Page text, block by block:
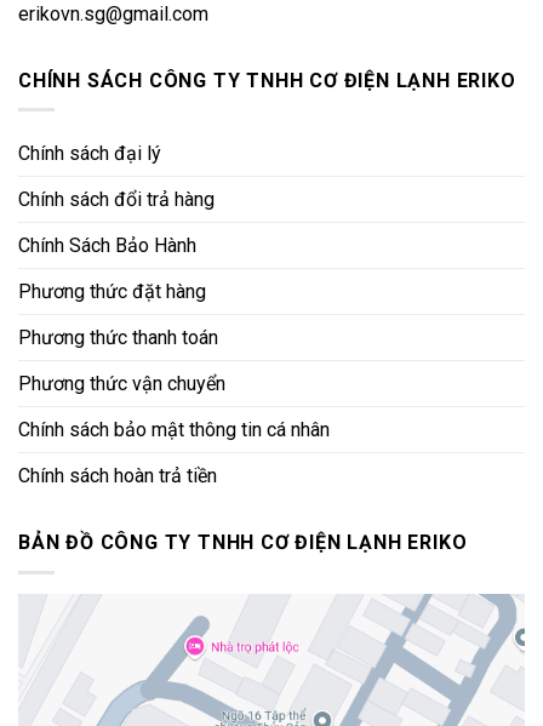
erikovn.sg@gmail.com
CHÍNH SÁCH CÔNG TY TNHH CƠ ĐIỆN LẠNH ERIKO
Chính sách đại lý
Chính sách đổi trả hàng
Chính Sách Bảo Hành
Phương thức đặt hàng
Phương thức thanh toán
Phương thức vận chuyển
Chính sách bảo mật thông tin cá nhân
Chính sách hoàn trả tiền
BẢN ĐỒ CÔNG TY TNHH CƠ ĐIỆN LẠNH ERIKO